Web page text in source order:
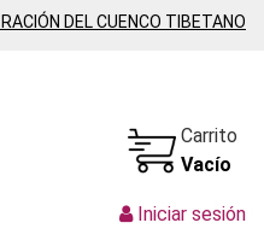
DEL CUENCO TIBETANO
Carrito
Vacío
Iniciar sesión